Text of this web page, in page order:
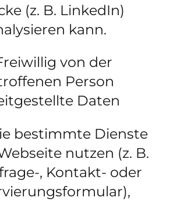
(z. B. LinkedIn)
kann.
von der
Person
Daten
bestimmte Dienste
nutzen (z. B.
, Kontakt- oder